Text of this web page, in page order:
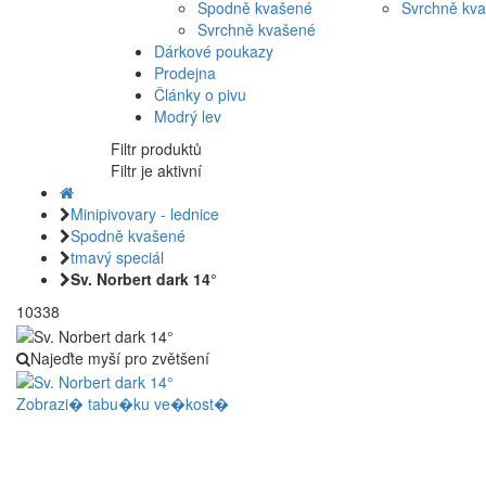
Spodně kvašené
Svrchně kvašené
Svrchně
Dárkové poukazy
Prodejna
Články o pivu
Modrý lev
Filtr produktů
Filtr je aktivní
Minipivovary - lednice
Spodně kvašené
tmavý speciál
Sv. Norbert dark 14°
10338
Najeďte myší pro zvětšení
Zobrazi� tabu�ku ve�kost�